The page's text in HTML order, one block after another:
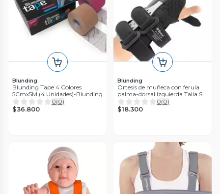
Blunding
Blunding Tape 4 Colores
5Cmx5M (4 Unidades)-Blunding
0(0)
$36.800
Blunding
Ortesis de muñeca con ferula
palma-dorsal Izquierda Talla S-
Blunding
0(0)
$18.300